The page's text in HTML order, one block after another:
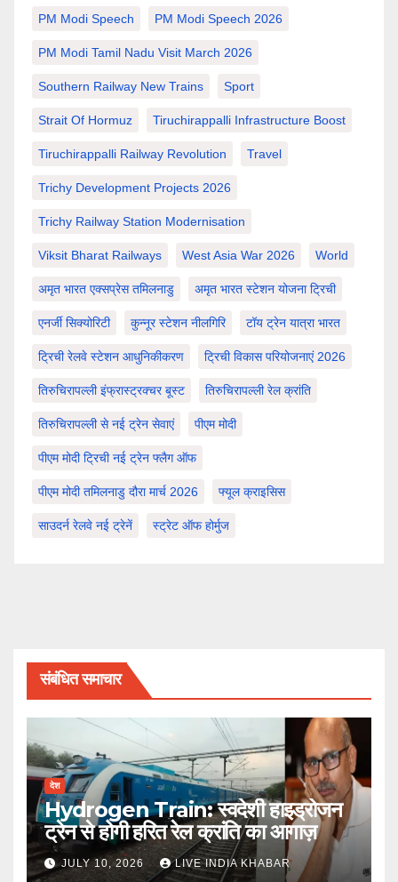
PM Modi Speech PM Modi Speech 2026
PM Modi Tamil Nadu Visit March 2026
Southern Railway New Trains Sport
Strait Of Hormuz Tiruchirappalli Infrastructure Boost
Tiruchirappalli Railway Revolution Travel
Trichy Development Projects 2026
Trichy Railway Station Modernisation
Viksit Bharat Railways West Asia War 2026 World
अमृत भारत एक्सप्रेस तमिलनाडु अमृत भारत स्टेशन योजना ट्रिची
एनर्जी सिक्योरिटी कुन्नूर स्टेशन नीलगिरि टॉय ट्रेन यात्रा भारत
ट्रिची रेलवे स्टेशन आधुनिकीकरण ट्रिची विकास परियोजनाएं 2026
तिरुचिरापल्ली इंफ्रास्ट्रक्चर बूस्ट तिरुचिरापल्ली रेल क्रांति
तिरुचिरापल्ली से नई ट्रेन सेवाएं पीएम मोदी
पीएम मोदी ट्रिची नई ट्रेन फ्लैग ऑफ
पीएम मोदी तमिलनाडु दौरा मार्च 2026 फ्यूल क्राइसिस
साउदर्न रेलवे नई ट्रेनें स्ट्रेट ऑफ होर्मुज
संबंधित समाचार
देश
Hydrogen Train: स्वदेशी हाइड्रोजन
ट्रेन से होगी हरित रेल क्रांति का आगाज़
JULY 10, 2026 LIVE INDIA KHABAR